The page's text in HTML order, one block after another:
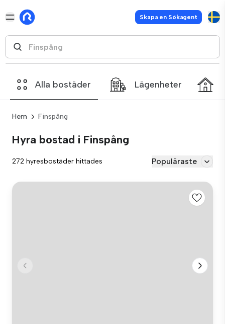
Skapa en Sökagent
Alla bostäder Lägenheter
Hem Finspång
Hyra bostad i Finspång
272 hyresbostäder hittades Populäraste